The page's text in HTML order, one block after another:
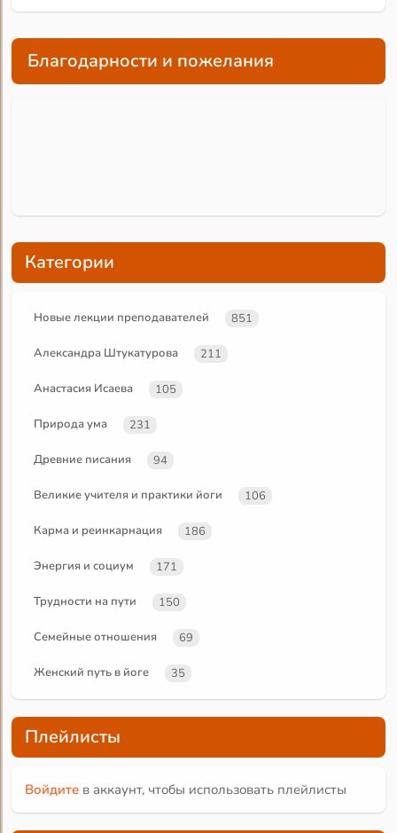
Благодарности и пожелания
Категории
Новые лекции преподавателей 851
Александра Штукатурова 211
Анастасия Исаева 105
Природа ума 231
Древние писания 94
Великие учителя и практики йоги 106
Карма и реинкарнация 186
Энергия и социум 171
Трудности на пути 150
Семейные отношения 69
Женский путь в йоге 35
Плейлисты
Войдите в аккаунт, чтобы использовать плейлисты